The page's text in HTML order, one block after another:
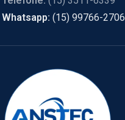
Whatsapp: (15) 99766-2706